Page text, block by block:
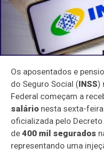
Os aposentados e
do Seguro Social (INSS)
Federal começam a
salário nesta sexta-
oficializada pelo
de400 mil segurados
representando uma